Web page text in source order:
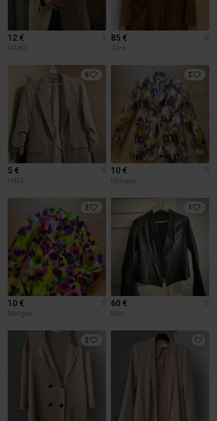
12 €
S
NA-KD
85 €
S
Zara
6
5 €
S
H&M
2
10 €
S
Morgan
2
10 €
S
Morgan
1
60 €
S
Muu
2